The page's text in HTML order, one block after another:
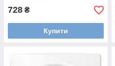
728 ₴
Купити